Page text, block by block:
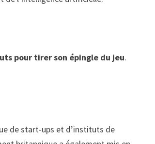
pour tirer son épingle du jeu.
de start-ups et d’instituts de